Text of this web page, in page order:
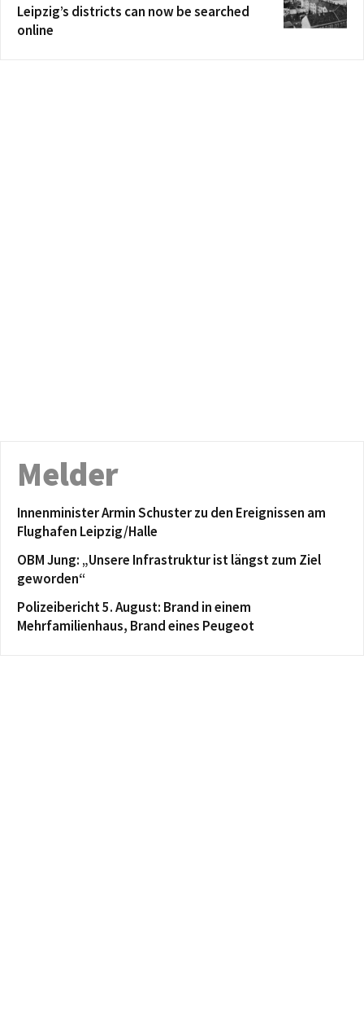
Leipzig’s districts can now be searched
online
Melder
Innenminister Armin Schuster zu den Ereignissen am
Flughafen Leipzig/Halle
OBM Jung: „Unsere Infrastruktur ist längst zum Ziel
geworden“
Polizeibericht 5. August: Brand in einem
Mehrfamilienhaus, Brand eines Peugeot